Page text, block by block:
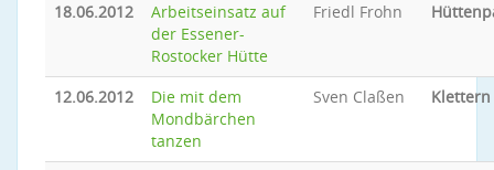
18.06.2012
Arbeitseinsatz auf
der Essener-
Rostocker Hütte
Friedl Frohn
12.06.2012
Die mit dem
Mondbärchen
tanzen
Sven Claßen Klettern